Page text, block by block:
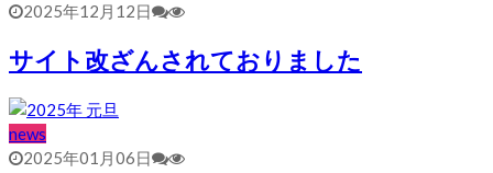
2025年12月12日
サイト改ざんされておりました
news
2025年01月06日